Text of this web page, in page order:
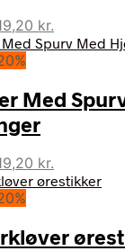
kr..
kr.
aktuelle
119,20 kr..
Med
kr..
kr.
aktuelle
119,20 kr..